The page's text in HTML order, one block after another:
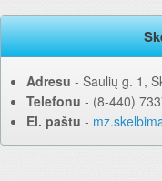
Adresu ‐ Šaulių g. 1,
Telefonu ‐ (8-440)
El. paštu ‐